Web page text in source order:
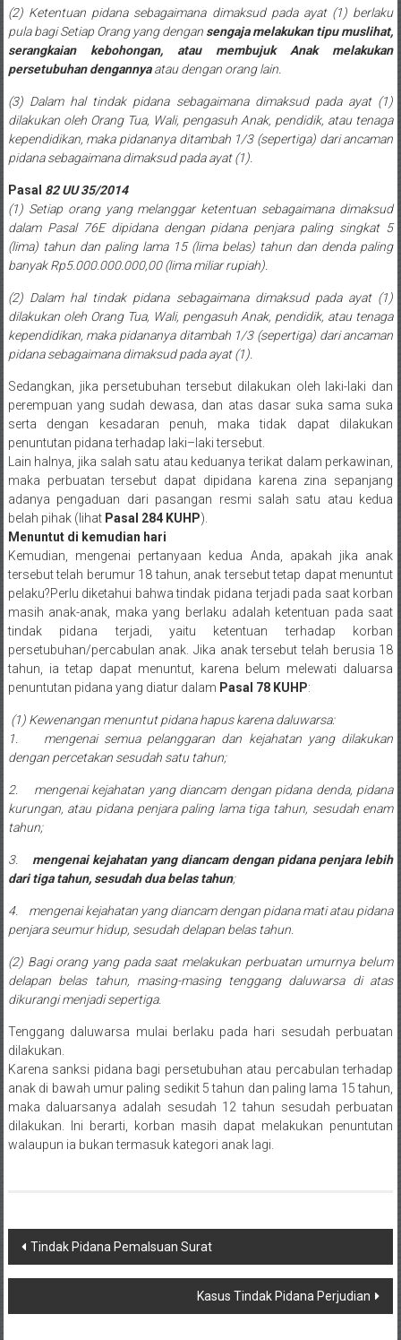
Kulon
Progo,
Balikpapan,
Jakarta
Pusat,
Tanggerang,
Purworejo,
Purwokerto,
Kebumen,
Tasikmalaya,
Purwodadi,
Wonogiri,
Pacitan,
Palembang,
Bandar
Lampung,
Badung,
Gianyar,
Mataram,
Lombok,
Temanggung,
Sragen,
Karanganyar,
Malang,
Kediri,
Madiun,
Ponorogo,
Cilacap,
Banjarnegara,
Temanggung,
Wonosobo,
Cirebon,
Karawang,
Padang,
Jakarta
Pusat,
(2) Ketentuan pidana sebagaimana dimaksud pada ayat (1) berlaku
pula bagi Setiap Orang yang dengan sengaja melakukan tipu muslihat,
serangkaian kebohongan, atau membujuk Anak melakukan
persetubuhan dengannyaatau dengan orang lain.
(3) Dalam hal tindak pidana sebagaimana dimaksud pada ayat (1)
dilakukan oleh Orang Tua, Wali, pengasuh Anak, pendidik, atau tenaga
kependidikan, maka pidananya ditambah 1/3 (sepertiga) dari ancaman
pidana sebagaimana dimaksud pada ayat (1).
Pasal 82 UU 35/2014
(1) Setiap orang yang melanggar ketentuan sebagaimana dimaksud
dalam Pasal 76E dipidana dengan pidana penjara paling singkat 5
(lima) tahun dan paling lama 15 (lima belas) tahun dan denda paling
banyak Rp5.000.000.000,00 (lima miliar rupiah).
(2) Dalam hal tindak pidana sebagaimana dimaksud pada ayat (1)
dilakukan oleh Orang Tua, Wali, pengasuh Anak, pendidik, atau tenaga
kependidikan, maka pidananya ditambah 1/3 (sepertiga) dari ancaman
pidana sebagaimana dimaksud pada ayat (1).
Sedangkan, jika persetubuhan tersebut dilakukan oleh laki-laki dan
perempuan yang sudah dewasa, dan atas dasar suka sama suka
serta dengan kesadaran penuh, maka tidak dapat dilakukan
penuntutan pidana terhadap laki–laki tersebut.
Lain halnya, jika salah satu atau keduanya terikat dalam perkawinan,
maka perbuatan tersebut dapat dipidana karena zina sepanjang
adanya pengaduan dari pasangan resmi salah satu atau kedua
belah pihak (lihat Pasal 284 KUHP).
Menuntut di kemudian hari
Kemudian, mengenai pertanyaan kedua Anda, apakah jika anak
tersebut telah berumur 18 tahun, anak tersebut tetap dapat menuntut
pelaku?Perlu diketahui bahwa tindak pidana terjadi pada saat korban
masih anak-anak, maka yang berlaku adalah ketentuan pada saat
tindak pidana terjadi, yaitu ketentuan terhadap korban
persetubuhan/percabulan anak. Jika anak tersebut telah berusia 18
tahun, ia tetap dapat menuntut, karena belum melewati daluarsa
penuntutan pidana yang diatur dalam Pasal 78 KUHP:
(1) Kewenangan menuntut pidana hapus karena daluwarsa:
1. mengenai semua pelanggaran dan kejahatan yang dilakukan
dengan percetakan sesudah satu tahun;
2. mengenai kejahatan yang diancam dengan pidana denda, pidana
kurungan, atau pidana penjara paling lama tiga tahun, sesudah enam
tahun;
3. mengenai kejahatan yang diancam dengan pidana penjara lebih
dari tiga tahun, sesudah dua belas tahun;
4. mengenai kejahatan yang diancam dengan pidana mati atau pidana
penjara seumur hidup, sesudah delapan belas tahun.
(2) Bagi orang yang pada saat melakukan perbuatan umurnya belum
delapan belas tahun, masing-masing tenggang daluwarsa di atas
dikurangi menjadi sepertiga.
Tenggang daluwarsa mulai berlaku pada hari sesudah perbuatan
dilakukan.
Karena sanksi pidana bagi persetubuhan atau percabulan terhadap
anak di bawah umur paling sedikit 5 tahun dan paling lama 15 tahun,
maka daluarsanya adalah sesudah 12 tahun sesudah perbuatan
dilakukan. Ini berarti, korban masih dapat melakukan penuntutan
walaupun ia bukan termasuk kategori anak lagi.
Navigasi
pos
Tindak Pidana Pemalsuan Surat
Kasus Tindak Pidana Perjudian